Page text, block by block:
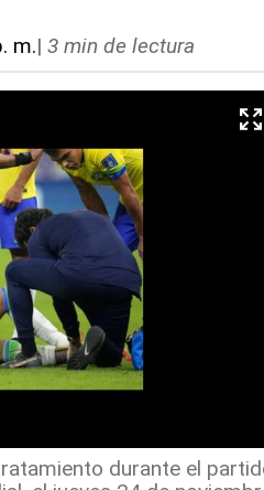
m.| 3 min de lectura
durante el